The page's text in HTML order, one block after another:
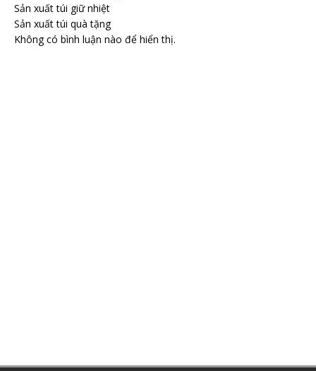
Sản xuất túi giữ nhiệt
Sản xuất túi quà tặng
Không có bình luận nào để hiển thị.